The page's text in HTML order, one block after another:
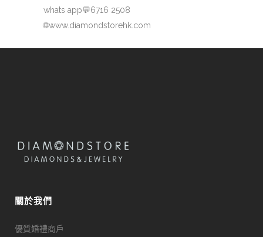
whats app💬6716 2508
🌐www.diamondstorehk.com
關於我們
優質婚禮商戶